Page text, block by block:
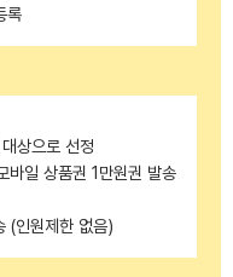
록
상으로 선정
일 상품권 1만원권 발송
(인원제한 없음)